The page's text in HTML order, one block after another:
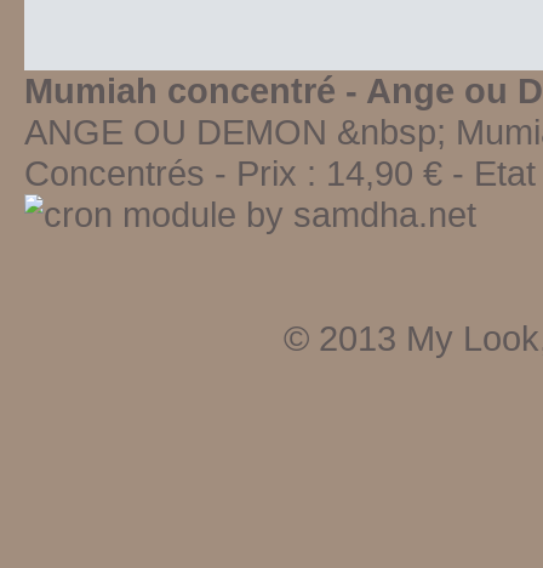
Mumiah concentré - Ange ou
ANGE OU DEMON &nbsp;
Concentrés - Prix : 14,90 € -
© 2013 My Look